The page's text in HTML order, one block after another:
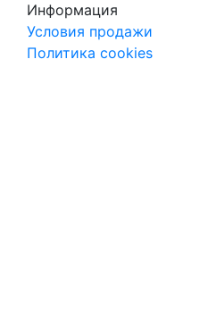
Информация
Условия продажи
Политика cookies